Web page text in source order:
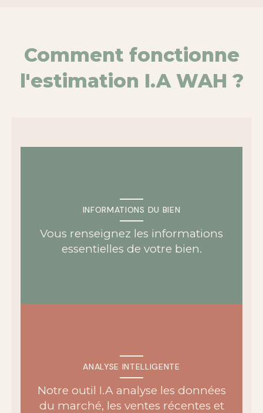
Comment fonctionne
l'estimation I.A WAH ?
INFORMATIONS DU BIEN
Vous renseignez les informations
essentielles de votre bien.
ANALYSE INTELLIGENTE
Notre outil I.A analyse les données
du marché, les ventes récentes et